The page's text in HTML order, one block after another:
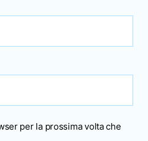
per la prossima volta che